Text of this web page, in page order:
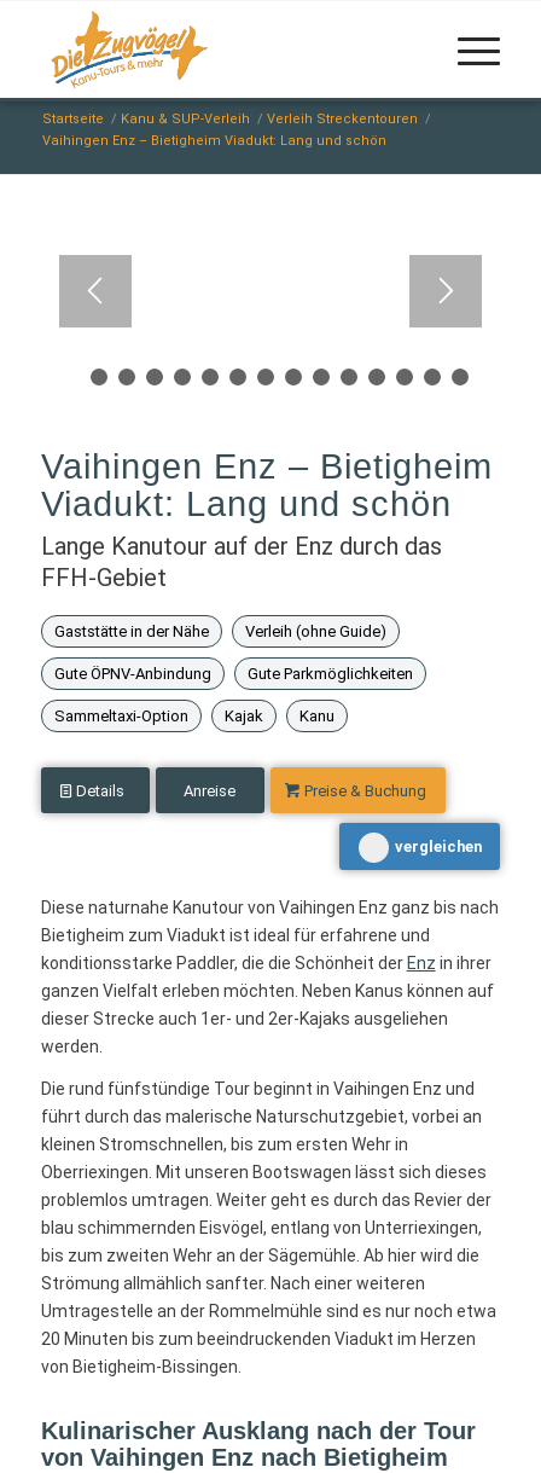
Startseite / Kanu & SUP-Verleih / Verleih Streckentouren /
Vaihingen Enz – Bietigheim Viadukt: Lang und schön
10
Vaihingen Enz – Bietigheim
Viadukt: Lang und schön
Lange Kanutour auf der Enz durch das
FFH-Gebiet
Gaststätte in der Nähe Verleih (ohne Guide)
Gute ÖPNV-Anbindung Gute Parkmöglichkeiten
Sammeltaxi-Option Kajak Kanu
Details Anreise Preise & Buchung
vergleichen
Diese naturnahe Kanutour von Vaihingen Enz ganz bis nach
Bietigheim zum Viadukt ist ideal für erfahrene und
konditionsstarke Paddler, die die Schönheit der Enz in ihrer
ganzen Vielfalt erleben möchten. Neben Kanus können auf
dieser Strecke auch 1er- und 2er-Kajaks ausgeliehen
werden.
Die rund fünfstündige Tour beginnt in Vaihingen Enz und
führt durch das malerische Naturschutzgebiet, vorbei an
kleinen Stromschnellen, bis zum ersten Wehr in
Oberriexingen. Mit unseren Bootswagen lässt sich dieses
problemlos umtragen. Weiter geht es durch das Revier der
blau schimmernden Eisvögel, entlang von Unterriexingen,
bis zum zweiten Wehr an der Sägemühle. Ab hier wird die
Strömung allmählich sanfter. Nach einer weiteren
Umtragestelle an der Rommelmühle sind es nur noch etwa
20 Minuten bis zum beeindruckenden Viadukt im Herzen
von Bietigheim-Bissingen.
Kulinarischer Ausklang nach der Tour
von Vaihingen Enz nach Bietigheim